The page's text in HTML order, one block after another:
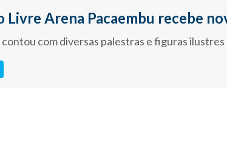
Livre Arena Pacaembu recebe
com diversas palestras e figuras